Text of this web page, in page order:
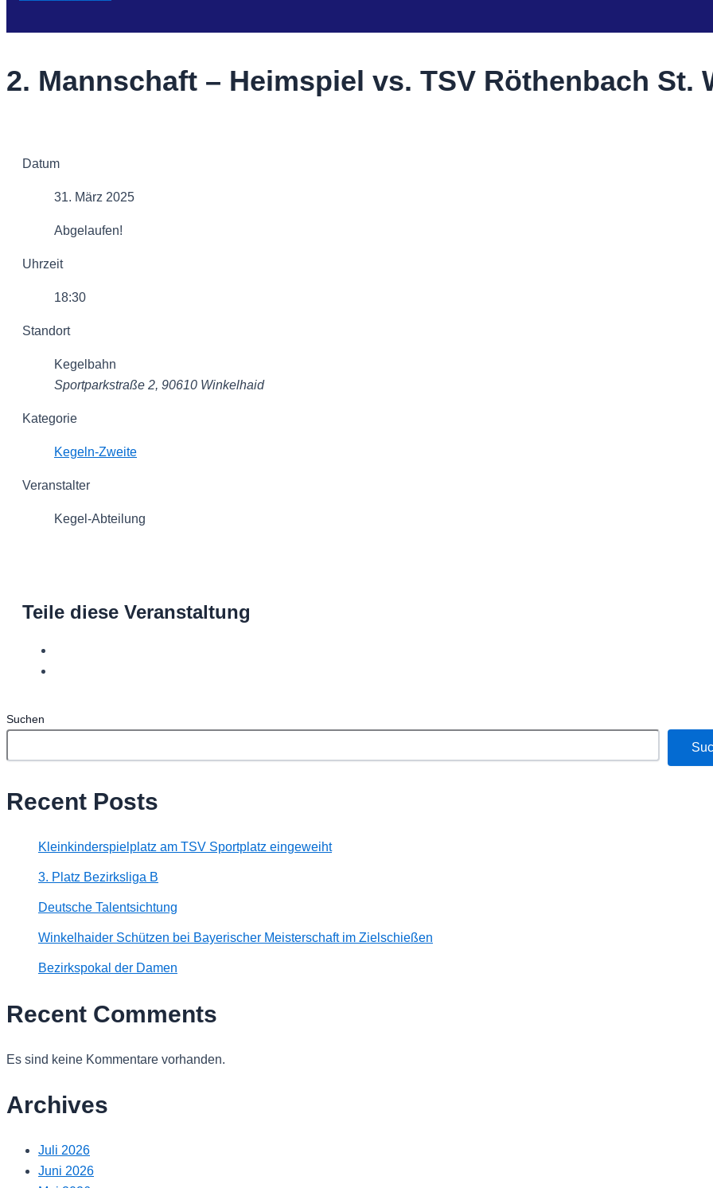
2. Mannschaft – Heimspiel vs. TSV Röthenbach St.
Datum
31. März 2025
Abgelaufen!
Uhrzeit
18:30
Standort
Kegelbahn
Sportparkstraße 2, 90610 Winkelhaid
Kategorie
Kegeln-Zweite
Veranstalter
Kegel-Abteilung
Teile diese Veranstaltung
Suchen
Recent Posts
Kleinkinderspielplatz am TSV Sportplatz eingeweiht
3. Platz Bezirksliga B
Deutsche Talentsichtung
Winkelhaider Schützen bei Bayerischer Meisterschaft im Zielschießen
Bezirkspokal der Damen
Recent Comments
Es sind keine Kommentare vorhanden.
Archives
Juli 2026
Juni 2026